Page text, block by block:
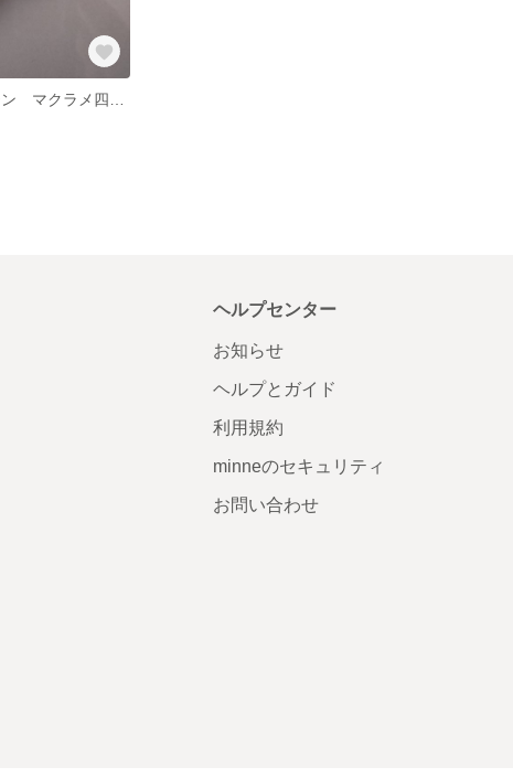
ヘルプセンター
お知らせ
ヘルプとガイド
利用規約
minneのセキュリティ
お問い合わせ